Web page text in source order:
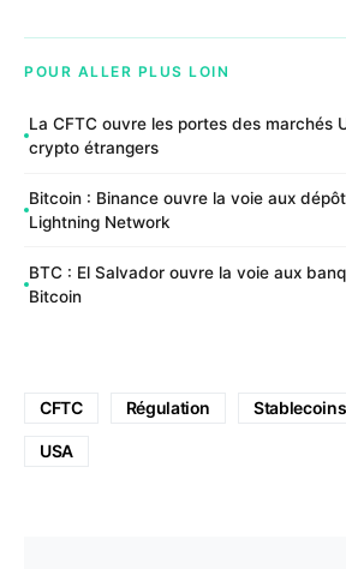
POUR ALLER PLUS LOIN
La CFTC ouvre les portes des marchés
crypto étrangers
Bitcoin : Binance ouvre la voie aux
Lightning Network
BTC : El Salvador ouvre la voie aux
Bitcoin
CFTC Régulation Stablecoins
USA